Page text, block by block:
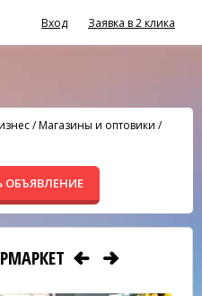
Вход Заявка в 2 клика
/Магазины и оптовики /
ОБЪЯВЛЕНИЕ